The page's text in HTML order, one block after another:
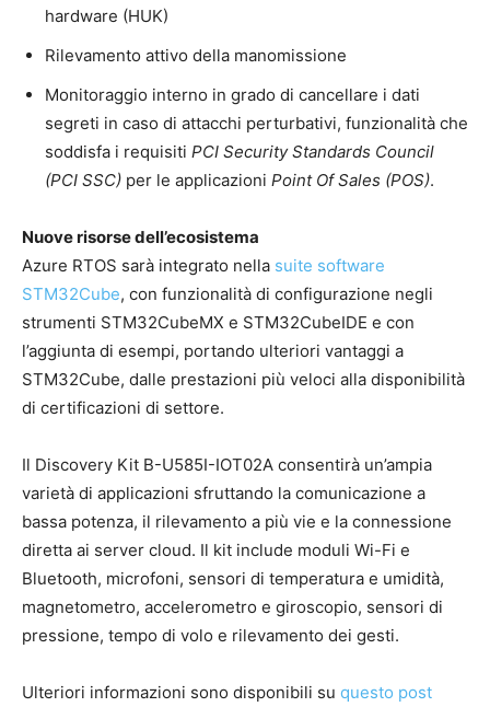
hardware (HUK)
Rilevamento attivo della manomissione
Monitoraggio interno in grado di cancellare i dati
segreti in caso di attacchi perturbativi, funzionalità che
soddisfa i requisiti PCI Security Standards Council
(PCI SSC) per le applicazioni Point Of Sales (POS).
Nuove risorse dell’ecosistema
Azure RTOS sarà integrato nella suite software
STM32Cube, con funzionalità di configurazione negli
strumenti STM32CubeMX e STM32CubeIDE e con
l’aggiunta di esempi, portando ulteriori vantaggi a
STM32Cube, dalle prestazioni più veloci alla disponibilità
di certificazioni di settore.
Il Discovery Kit B-U585I-IOT02A consentirà un’ampia
varietà di applicazioni sfruttando la comunicazione a
bassa potenza, il rilevamento a più vie e la connessione
diretta ai server cloud. Il kit include moduli Wi-Fi e
Bluetooth, microfoni, sensori di temperatura e umidità,
magnetometro, accelerometro e giroscopio, sensori di
pressione, tempo di volo e rilevamento dei gesti.
Ulteriori informazioni sono disponibili su questo post